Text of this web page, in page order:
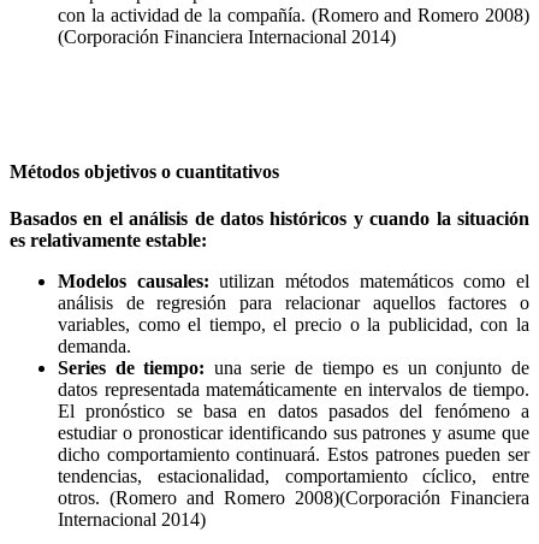
con la actividad de la compañía. (Romero and Romero 2008)
(Corporación Financiera Internacional 2014)
Métodos objetivos o cuantitativos
Basados en el análisis de datos históricos y cuando la situación
es relativamente estable:
Modelos causales: utilizan métodos matemáticos como el
análisis de regresión para relacionar aquellos factores o
variables, como el tiempo, el precio o la publicidad, con la
demanda.
Series de tiempo: una serie de tiempo es un conjunto de
datos representada matemáticamente en intervalos de tiempo.
El pronóstico se basa en datos pasados del fenómeno a
estudiar o pronosticar identificando sus patrones y asume que
dicho comportamiento continuará. Estos patrones pueden ser
tendencias, estacionalidad, comportamiento cíclico, entre
otros. (Romero and Romero 2008)(Corporación Financiera
Internacional 2014)